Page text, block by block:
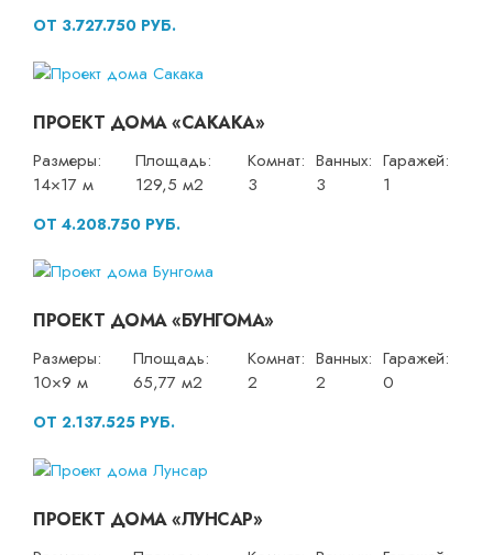
ОТ 3.727.750 РУБ.
ПРОЕКТ ДОМА «САКАКА»
Размеры:
14×17 м
Площадь:
129,5 м2
Комнат:
3
Ванных:
3
Гаражей:
1
ОТ 4.208.750 РУБ.
ПРОЕКТ ДОМА «БУНГОМА»
Размеры:
10×9 м
Площадь:
65,77 м2
Комнат:
2
Ванных:
2
Гаражей:
0
ОТ 2.137.525 РУБ.
ПРОЕКТ ДОМА «ЛУНСАР»